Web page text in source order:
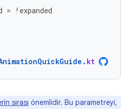
= ! expanded
. kt
sırası önemlidir. Bu parametreyi,